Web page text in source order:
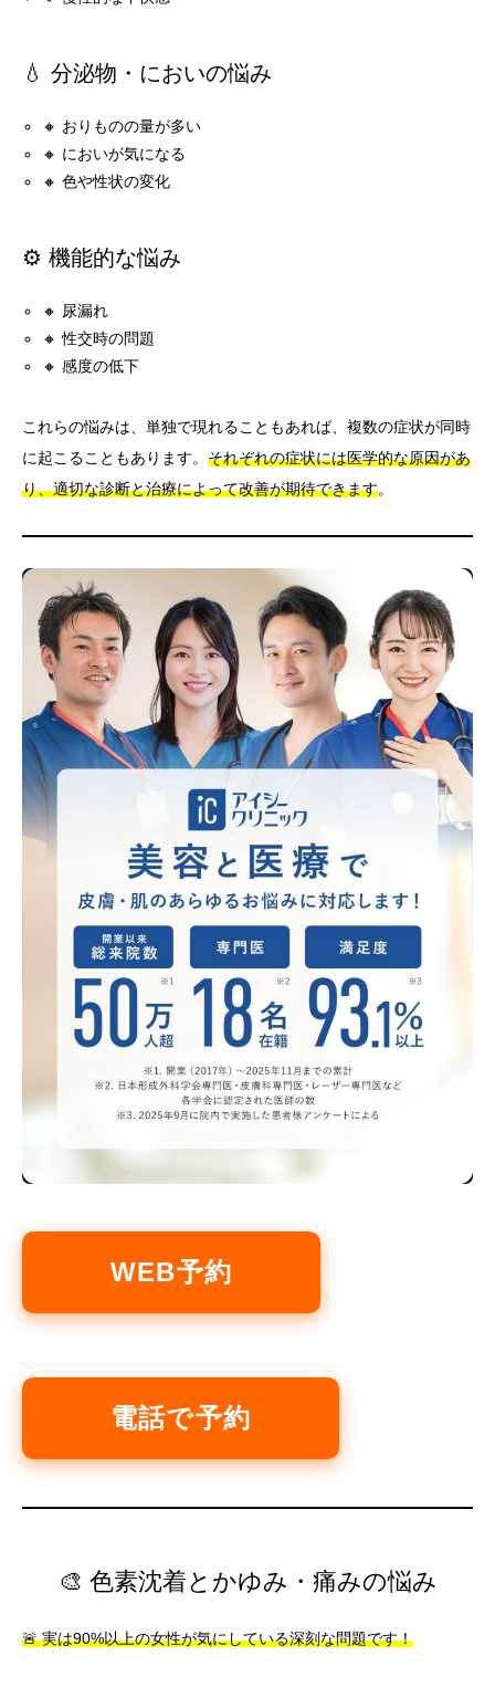
💧 分泌物・においの悩み
🔸 おりものの量が多い
🔸 においが気になる
🔸 色や性状の変化
⚙️ 機能的な悩み
🔸 尿漏れ
🔸 性交時の問題
🔸 感度の低下
これらの悩みは、単独で現れることもあれば、複数の症状が同時
に起こることもあります。 それぞれの症状には医学的な原因があ
り、適切な診断と治療によって改善が期待できます。
WEB予約
電話で予約
🎨 色素沈着とかゆみ・痛みの悩み
🚨 実は90%以上の女性が気にしている深刻な問題です！